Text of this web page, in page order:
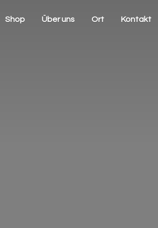
Shop Über uns Ort Kontakt